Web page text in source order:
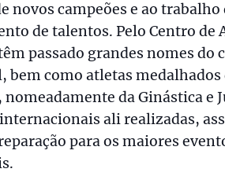
novos campeões e ao trabalho
de talentos. Pelo Centro de
passado grandes nomes do
bem como atletas medalhados
da Ginástica e
ali realizadas,
para os maiores